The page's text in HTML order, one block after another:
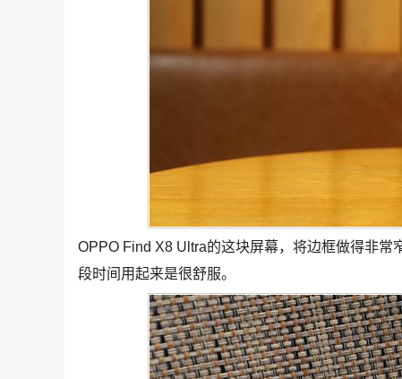
OPPO Find X8 Ultra的这块屏幕，将边框做得非
段时间用起来是很舒服。